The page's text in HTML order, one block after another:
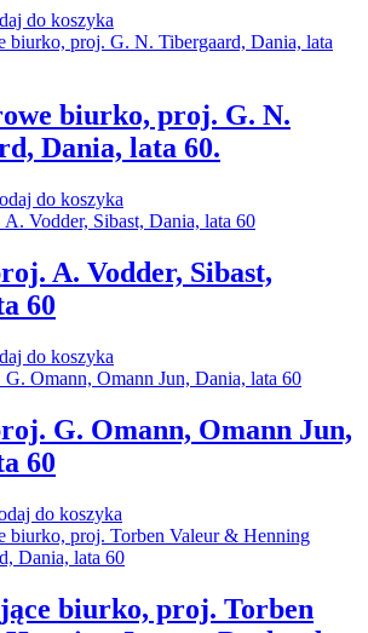
do koszyka
biurko, proj. G. N.
Dania, lata 60.
do koszyka
A. Vodder, Sibast,
60
do koszyka
G. Omann, Omann Jun,
60
do koszyka
biurko, proj. Torben